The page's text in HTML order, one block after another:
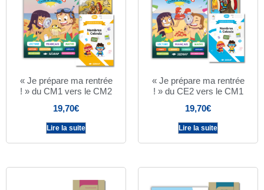
« Je prépare ma rentrée
! » du CM1 vers le CM2
19,70€
Lire la suite
« Je prépare ma rentrée
! » du CE2 vers le CM1
19,70€
Lire la suite